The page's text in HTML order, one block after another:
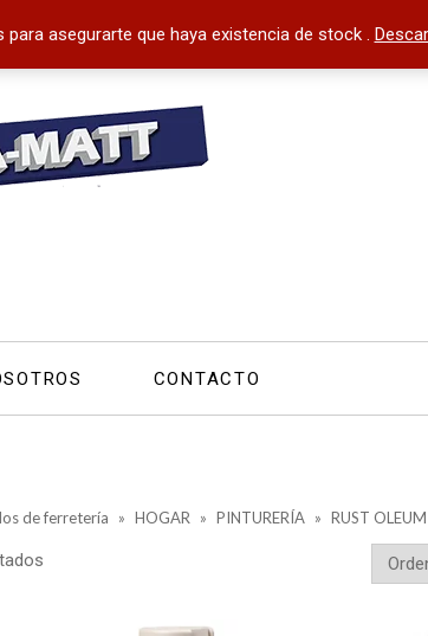
asegurarte que haya existencia de stock .
CONTACTO
de ferretería » HOGAR » PINTURERÍA » RUST OLEUM